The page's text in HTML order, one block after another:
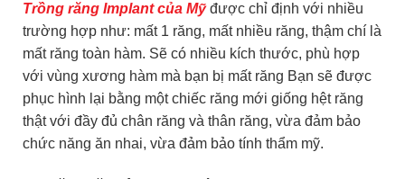
Trồng răng Implant của Mỹđược chỉ định với nhiều
trường hợp như: mất 1 răng, mất nhiều răng, thậm chí là
mất răng toàn hàm. Sẽ có nhiều kích thước, phù hợp
với vùng xương hàm mà bạn bị mất răng Bạn sẽ được
phục hình lại bằng một chiếc răng mới giống hệt răng
thật với đầy đủ chân răng và thân răng, vừa đảm bảo
chức năng ăn nhai, vừa đảm bảo tính thẩm mỹ.